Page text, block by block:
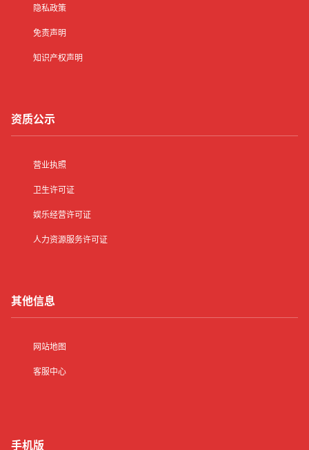
隐私政策
免责声明
知识产权声明
资质公示
营业执照
卫生许可证
娱乐经营许可证
人力资源服务许可证
其他信息
网站地图
客服中心
手机版